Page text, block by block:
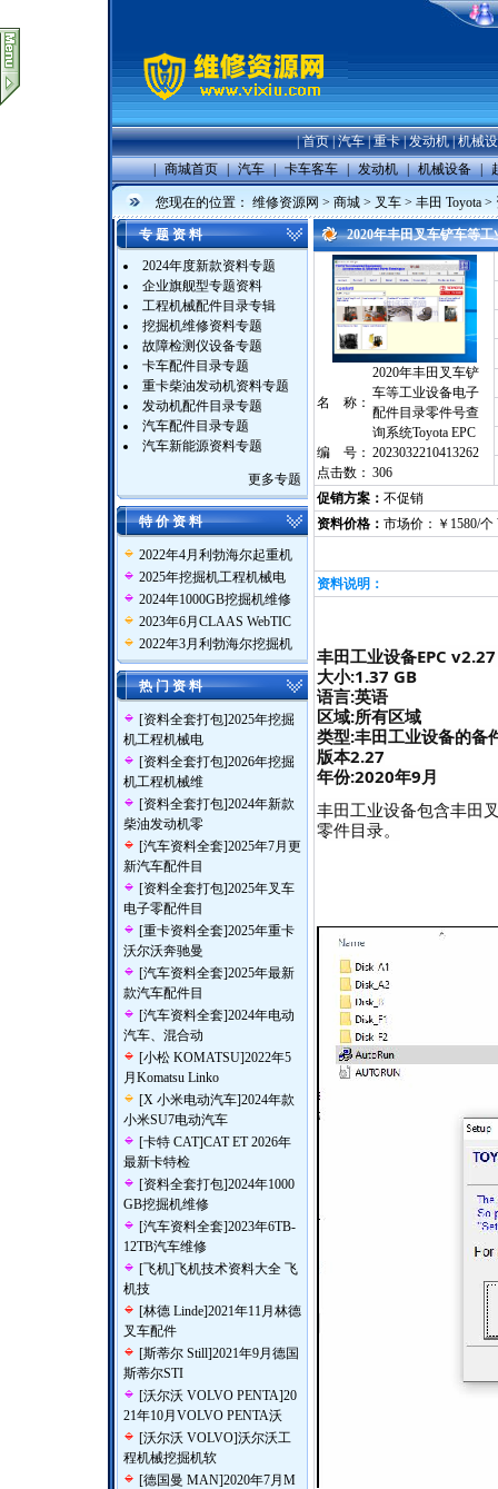
|首页|汽车|重卡|发动机|机械
| 商城首页 | 汽车 | 卡车客车 | 发动机 | 机械设备 |
您现在的位置： 维修资源网 > 商城 > 叉车 > 丰田 Toyota >
专 题 资 料
2024年度新款资料专题
企业旗舰型专题资料
工程机械配件目录专辑
挖掘机维修资料专题
故障检测仪设备专题
卡车配件目录专题
重卡柴油发动机资料专题
发动机配件目录专题
汽车配件目录专题
汽车新能源资料专题
更多专题
特 价 资 料
2022年4月利勃海尔起重机
2025年挖掘机工程机械电
2024年1000GB挖掘机维修
2023年6月CLAAS WebTIC
2022年3月利勃海尔挖掘机
热 门 资 料
[资料全套打包]2025年挖掘
机工程机械电
[资料全套打包]2026年挖掘
机工程机械维
[资料全套打包]2024年新款
柴油发动机零
[汽车资料全套]2025年7月更
新汽车配件目
[资料全套打包]2025年叉车
电子零配件目
[重卡资料全套]2025年重卡
沃尔沃奔驰曼
[汽车资料全套]2025年最新
款汽车配件目
[汽车资料全套]2024年电动
汽车、混合动
[小松 KOMATSU]2022年5
月Komatsu Linko
[X 小米电动汽车]2024年款
小米SU7电动汽车
[卡特 CAT]CAT ET 2026年
最新卡特检
[资料全套打包]2024年1000
GB挖掘机维修
[汽车资料全套]2023年6TB-
12TB汽车维修
[飞机]飞机技术资料大全 飞
机技
[林德 Linde]2021年11月林德
叉车配件
[斯蒂尔 Still]2021年9月德国
斯蒂尔STI
[沃尔沃 VOLVO PENTA]20
21年10月VOLVO PENTA沃
[沃尔沃 VOLVO]沃尔沃工
程机械挖掘机软
[德国曼 MAN]2020年7月M
2020年丰田叉车铲车等
名 称：
2020年丰田叉车铲
车等工业设备电子
配件目录零件号查
询系统Toyota EPC
编 号： 2023032210413262
点击数： 306
促销方案： 不促销
资料价格： 市场价：￥1580/
资料说明：
丰田工业设备EPC
大小:1.37 GB
语言:英语
区域:所有区域
类型:丰田工业设备的备
版本2.27
年份:2020年9月
丰田工业设备包含丰田
零件目录。